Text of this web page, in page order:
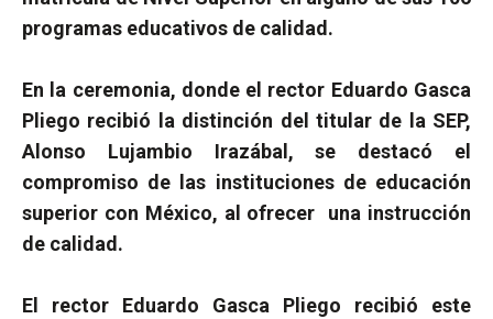
programas educativos de calidad.
En la ceremonia, donde el rector Eduardo Gasca
Pliego recibió la distinción del titular de la SEP,
Alonso Lujambio Irazábal, se destacó el
compromiso de las instituciones de educación
superior con México, al ofrecer
una instrucción
de calidad.
El rector Eduardo Gasca Pliego recibió este